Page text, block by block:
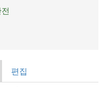
편집